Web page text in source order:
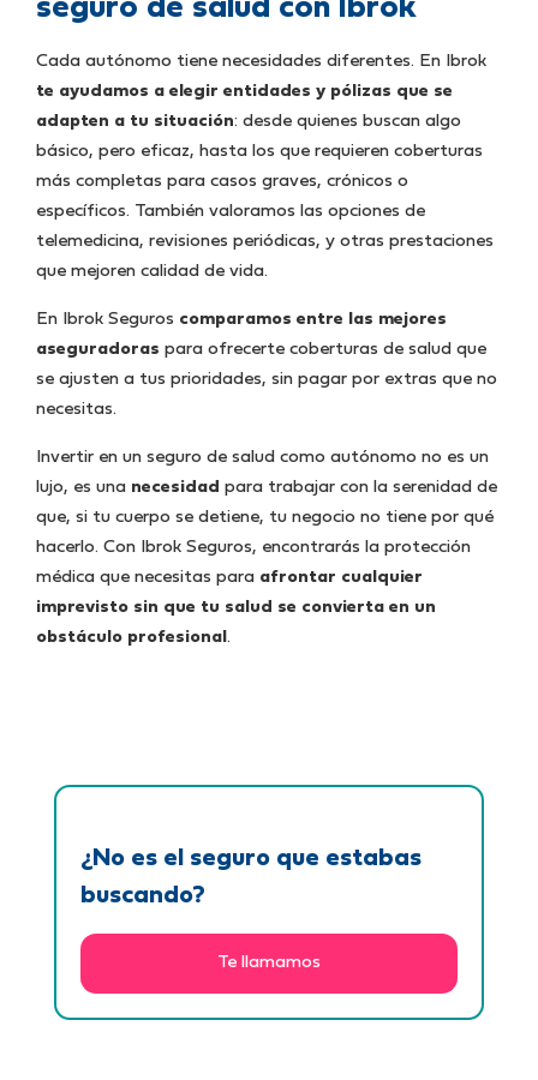
seguro de salud con Ibrok
Cada autónomo tiene necesidades diferentes. En Ibrok
te ayudamos a elegir entidades y pólizas que se
adapten a tu situación: desde quienes buscan algo
básico, pero eficaz, hasta los que requieren coberturas
más completas para casos graves, crónicos o
específicos. También valoramos las opciones de
telemedicina, revisiones periódicas, y otras prestaciones
que mejoren calidad de vida.
En Ibrok Seguros comparamos entre las mejores
aseguradoras para ofrecerte coberturas de salud que
se ajusten a tus prioridades, sin pagar por extras que no
necesitas.
Invertir en un seguro de salud como autónomo no es un
lujo, es una necesidad para trabajar con la serenidad de
que, si tu cuerpo se detiene, tu negocio no tiene por qué
hacerlo. Con Ibrok Seguros, encontrarás la protección
médica que necesitas para afrontar cualquier
imprevisto sin que tu salud se convierta en un
obstáculo profesional .
¿No es el seguro que estabas
buscando?
Te llamamos